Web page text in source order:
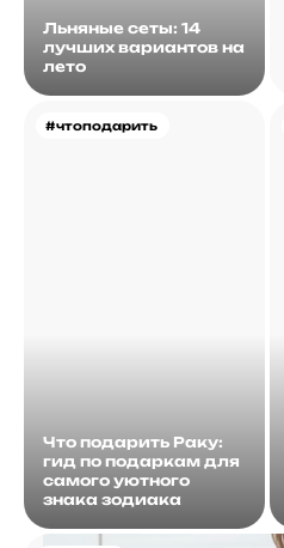
Льняные сеты: 14
лучших вариантов на
лето
#чтоподарить
Что подарить Раку:
гид по подаркам для
самого уютного
знака зодиака